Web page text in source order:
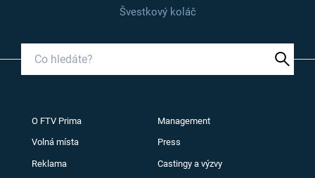
Švestkový koláč
O FTV Prima Management
Volná místa Press
Reklama Castingy a výzvy